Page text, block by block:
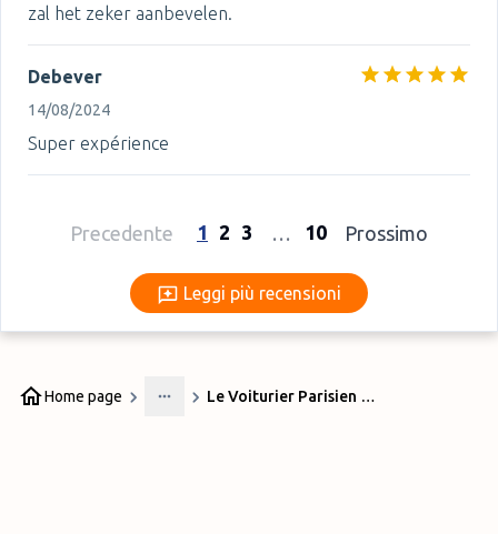
zal het zeker aanbevelen.
Debever
14/08/2024
Super expérience
Precedente 1 2 3 … 10 Prossimo
Leggi più recensioni
Leggi più recensioni
Home page
More
Le Voiturier Parisien Roissy